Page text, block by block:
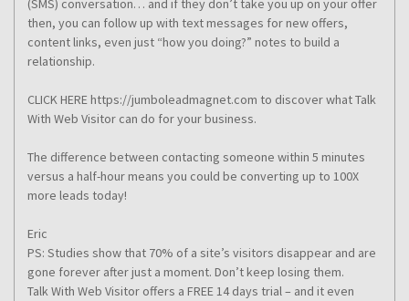
(SMS) conversation… and if they don’t take you up on your offer
then, you can follow up with text messages for new offers,
content links, even just “how you doing?” notes to build a
relationship.
CLICK HERE https://jumboleadmagnet.com to discover what Talk
With Web Visitor can do for your business.
The difference between contacting someone within 5 minutes
versus a half-hour means you could be converting up to 100X
more leads today!
Eric
PS: Studies show that 70% of a site’s visitors disappear and are
gone forever after just a moment. Don’t keep losing them.
Talk With Web Visitor offers a FREE 14 days trial – and it even